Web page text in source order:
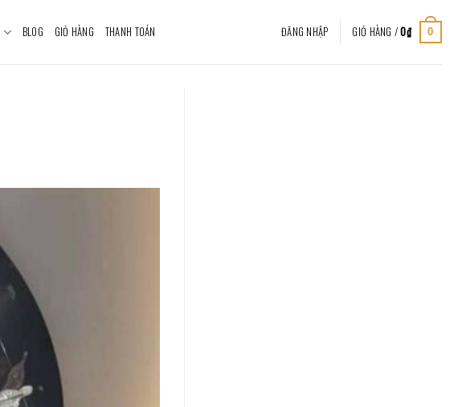
BLOG GIỎ HÀNG THANH TOÁN ĐĂNG NHẬP GIỎ HÀNG /0₫ 0